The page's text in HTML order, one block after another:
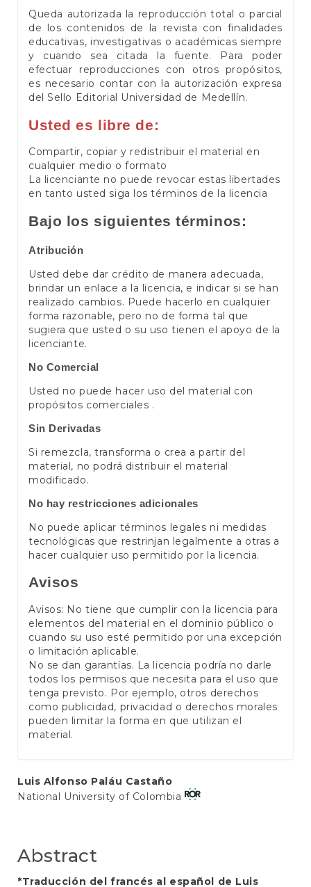
Queda autorizada la reproducción total o parcial
de los contenidos de la revista con finalidades
educativas, investigativas o académicas siempre
y cuando sea citada la fuente. Para poder
efectuar reproducciones con otros propósitos,
es necesario contar con la autorización expresa
del Sello Editorial Universidad de Medellín.
Usted es libre de:
Compartir, copiar y redistribuir el material en
cualquier medio o formato
La licenciante no puede revocar estas libertades
en tanto usted siga los términos de la licencia
Bajo los siguientes términos:
Atribución
Usted debe dar crédito de manera adecuada,
brindar un enlace a la licencia, e indicar si se han
realizado cambios. Puede hacerlo en cualquier
forma razonable, pero no de forma tal que
sugiera que usted o su uso tienen el apoyo de la
licenciante.
No Comercial
Usted no puede hacer uso del material con
propósitos comerciales .
Sin Derivadas
Si remezcla, transforma o crea a partir del
material, no podrá distribuir el material
modificado.
No hay restricciones adicionales
No puede aplicar términos legales ni medidas
tecnológicas que restrinjan legalmente a otras a
hacer cualquier uso permitido por la licencia.
Avisos
Avisos: No tiene que cumplir con la licencia para
elementos del material en el dominio público o
cuando su uso esté permitido por una excepción
o limitación aplicable.
No se dan garantías. La licencia podría no darle
todos los permisos que necesita para el uso que
tenga previsto. Por ejemplo, otros derechos
como publicidad, privacidad o derechos morales
pueden limitar la forma en que utilizan el
material.
Main
Article
Luis Alfonso Paláu Castaño
National University of Colombia
Abstract
*Traducción del francés al español de Luis